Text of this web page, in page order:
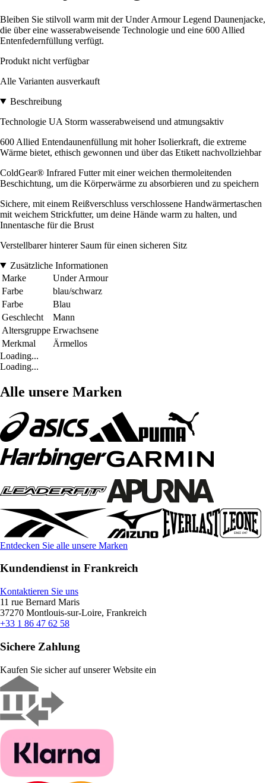
Bleiben Sie stilvoll warm mit der Under Armour Legend Daunenjacke,
die über eine wasserabweisende Technologie und eine 600 Allied
Entenfedernfüllung verfügt.
Produkt nicht verfügbar
Alle Varianten ausverkauft
Beschreibung
Technologie UA Storm wasserabweisend und atmungsaktiv
600 Allied Entendaunenfüllung mit hoher Isolierkraft, die extreme
Wärme bietet, ethisch gewonnen und über das Etikett nachvollziehbar
ColdGear® Infrared Futter mit einer weichen thermoleitenden
Beschichtung, um die Körperwärme zu absorbieren und zu speichern
Sichere, mit einem Reißverschluss verschlossene Handwärmertaschen
mit weichem Strickfutter, um deine Hände warm zu halten, und
Innentasche für die Brust
Verstellbarer hinterer Saum für einen sicheren Sitz
Zusätzliche Informationen
Marke
Under Armour
Farbe
blau/schwarz
Farbe
Blau
Geschlecht
Mann
Altersgruppe Erwachsene
Merkmal
Ärmellos
Loading...
Loading...
Alle unsere Marken
Entdecken Sie alle unsere Marken
Kundendienst in Frankreich
Kontaktieren Sie uns
11 rue Bernard Maris
37270 Montlouis-sur-Loire, Frankreich
+33 1 86 47 62 58
Sichere Zahlung
Kaufen Sie sicher auf unserer Website ein